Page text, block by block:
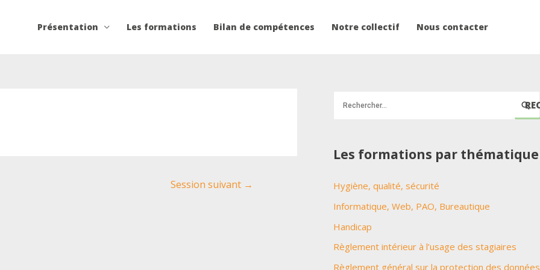
Présentation Les formations Bilan de compétences Notre collectif Nous contacter
Session suivant →
h
r
c
h
e
r
Les formations par thématique
Hygiène, qualité, sécurité
Informatique, Web, PAO, Bureautique
Handicap
Règlement intérieur à l’usage des stagiaires
Règlement général sur la protection des données